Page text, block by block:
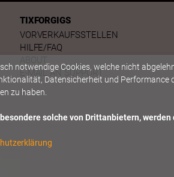
TIXFORGIGS
VORVERKAUFSSTELLEN
HILFE/FAQ
E-MAIL AN SUPPORT
notwendige Cookies, welche nicht
Datensicherheit und Performance
zu haben.
solche von Drittanbietern,